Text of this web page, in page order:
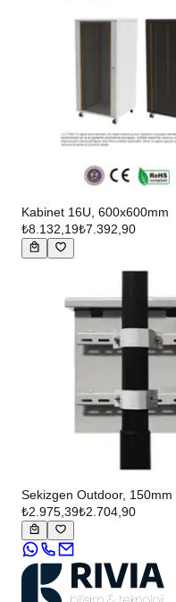
Kabinet 16U, 600x600mm
₺8.132,19₺7.392,90
Sekizgen Outdoor, 150mm
₺2.975,39₺2.704,90